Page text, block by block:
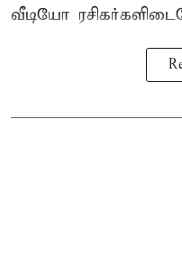
வீடியோ